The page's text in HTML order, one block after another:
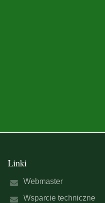
Linki
Webmaster
Wsparcie techniczne